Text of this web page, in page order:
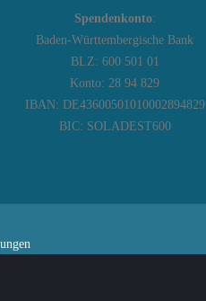
Spendenkonto:
Baden-Württembergische Bank
BLZ: 600 501 01
Konto: 28 94 829
IBAN: DE43600501010002894829
BIC: SOLADEST600